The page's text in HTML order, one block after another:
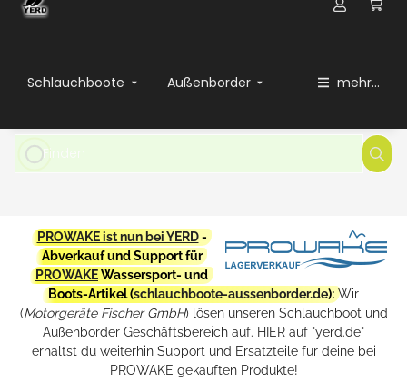
Schlauchboote Außenborder mehr...
PROWAKE ist nun bei YERD-
Abverkauf und Support für
PROWAKEWassersport- und
Boots-Artikel (schlauchboote-aussenborder.de): Wir
(Motorgeräte Fischer GmbH) lösen unseren Schlauchboot und
Außenborder Geschäftsbereich auf. HIER auf "yerd.de"
erhältst du weiterhin Support und Ersatzteile für deine bei
PROWAKE gekauften Produkte!